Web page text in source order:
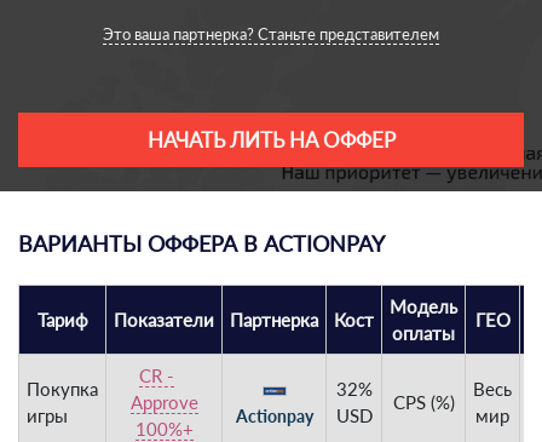
Это ваша партнерка? Станьте представителем
НАЧАТЬ ЛИТЬ НА ОФФЕР
ВАРИАНТЫ ОФФЕРА В ACTIONPAY
Тариф Показатели Партнерка Кост
Модель
оплаты
ГЕО
Покупка
игры
CR -
Approve
100%+
Actionpay
32%
USD
CPS (%)
Весь
мир